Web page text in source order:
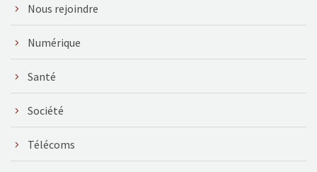
Nous rejoindre
Numérique
Santé
Société
Télécoms